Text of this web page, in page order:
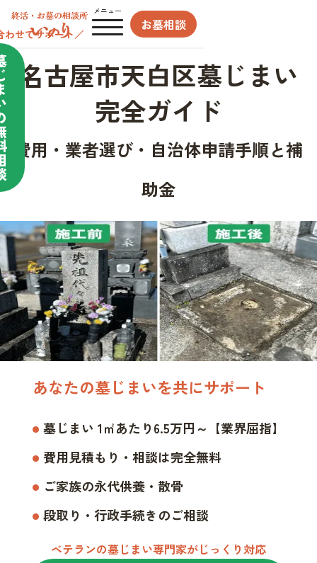
メニュー
お墓相談
わせてサポート／
名古屋市天白区墓じまい
完全ガイド
費用・業者選び・自治体申請手順と補
助金
あなたの墓じまいを共にサポート
墓じまい 1㎡あたり6.5万円～【業界屈指】
費用見積もり・相談は完全無料
ご家族の永代供養・散骨
段取り・行政手続きのご相談
ベテランの墓じまい専門家がじっくり対応